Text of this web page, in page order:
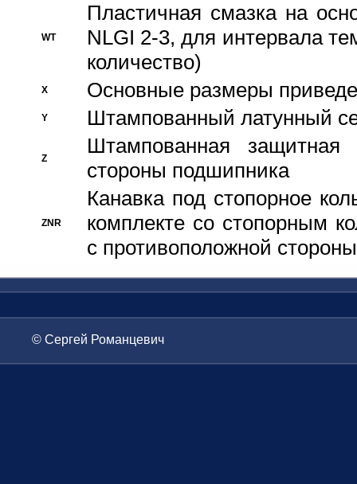
WT
Пластичная смазка на
NLGI 2-3, для интервала
количество)
X Основные размеры
Y Штампованный латунный
Z
Штампованная
стороны подшипника
ZNR
Канавка под стопорное
комплекте со стопорным
с противоположной стороны
© Сергей Романцевич